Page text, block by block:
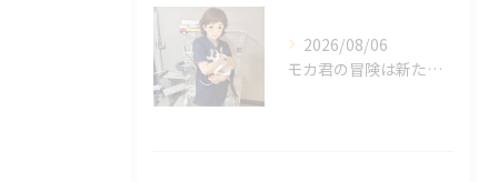
2026/08/06
モカ君の冒険は新たな幕を開けました。